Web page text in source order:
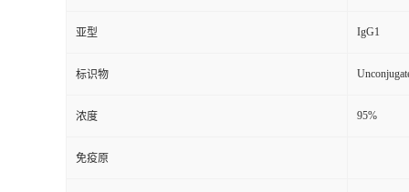
亚型 IgG1
标识物
浓度 95%
免疫原